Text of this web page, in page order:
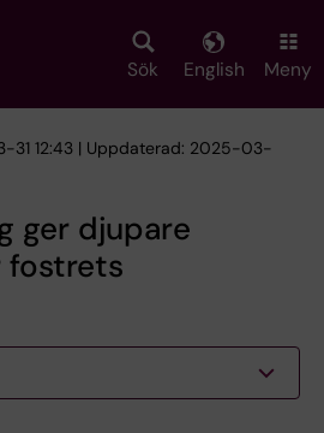
Sök English Meny
31 12:43 | Uppdaterad: 2025-03-
ger djupare
fostrets